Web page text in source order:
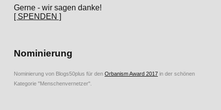
Gerne - wir sagen danke!
[ SPENDEN ]
Nominierung
Nominierung von Blogs50plus für den Orbanism Award 2017 in der schönen
Kategorie "Menschenvernetzer".